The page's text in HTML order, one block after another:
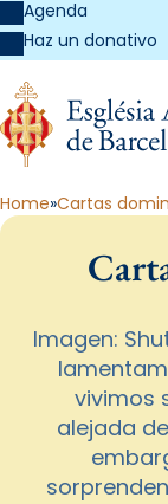
Agenda
Haz un donativo
Home Cartas
Imagen:
vivimos
alejada